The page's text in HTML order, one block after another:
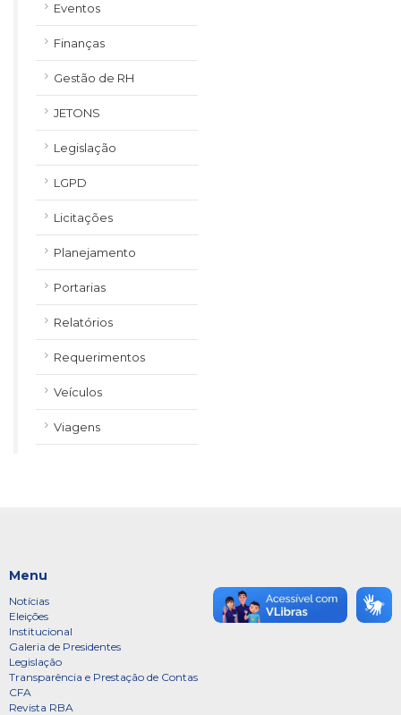
Eventos
Finanças
Gestão de RH
JETONS
Legislação
LGPD
Licitações
Planejamento
Portarias
Relatórios
Requerimentos
Veículos
Viagens
Menu
Notícias
Eleições
Institucional
Galeria de Presidentes
Legislação
Transparência e Prestação de Contas
CFA
Revista RBA